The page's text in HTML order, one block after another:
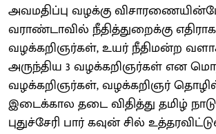
அவமதிப்பு வழக்கு
வராண்டாவில் நீதித்துறைக்கு
வழக்கறிஞர்கள், உயர் நீதிமன்ற
அருந்திய 3 வழக்கறிஞர்கள் என
வழக்கறிஞர்கள், வழக்கறிஞர்
இடைக்கால தடை விதித்து தமிழ்
புதுச்சேரி பார் கவுன் சில்